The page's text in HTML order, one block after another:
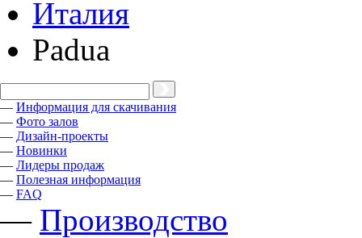
Италия
Padua
— Информация для скачивания
— Фото залов
— Дизайн-проекты
— Новинки
— Лидеры продаж
— Полезная информация
— FAQ
— Производство